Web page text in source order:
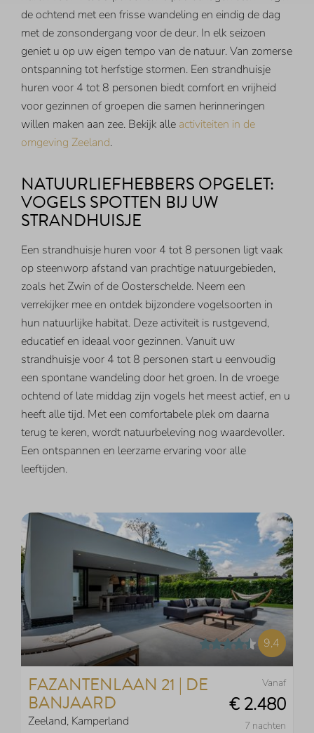
de ochtend met een frisse wandeling en eindig de dag
met de zonsondergang voor de deur. In elk seizoen
geniet u op uw eigen tempo van de natuur. Van zomerse
ontspanning tot herfstige stormen. Een strandhuisje
huren voor 4 tot 8 personen biedt comfort en vrijheid
voor gezinnen of groepen die samen herinneringen
willen maken aan zee. Bekijk alle activiteiten in de
omgeving Zeeland.
NATUURLIEFHEBBERS OPGELET:
VOGELS SPOTTEN BIJ UW
STRANDHUISJE
Een strandhuisje huren voor 4 tot 8 personen ligt vaak
op steenworp afstand van prachtige natuurgebieden,
zoals het Zwin of de Oosterschelde. Neem een
verrekijker mee en ontdek bijzondere vogelsoorten in
hun natuurlijke habitat. Deze activiteit is rustgevend,
educatief en ideaal voor gezinnen. Vanuit uw
strandhuisje voor 4 tot 8 personen start u eenvoudig
een spontane wandeling door het groen. In de vroege
ochtend of late middag zijn vogels het meest actief, en u
heeft alle tijd. Met een comfortabele plek om daarna
terug te keren, wordt natuurbeleving nog waardevoller.
Een ontspannen en leerzame ervaring voor alle
leeftijden.
9,4
Vanaf
€ 2.480
7 nachten
FAZANTENLAAN 21 | DE
BANJAARD
Zeeland, Kamperland